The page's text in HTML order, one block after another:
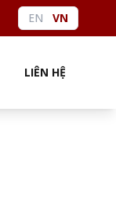
EN VN
LIÊN HỆ